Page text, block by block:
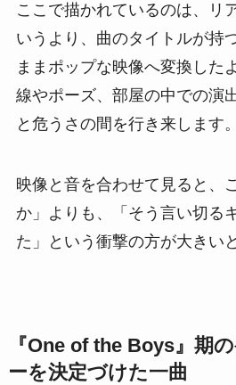
ここで描かれているのは、リ
いうより、曲のタイトルが持
ままポップな映像へ変換した
線やポーズ、部屋の中での演
と危うさの間を行き来します。
映像と音を合わせて見ると、
か」よりも、「そう言い切る
た」という衝撃の方が大きい
『One of the Boys』期
ーを決定づけた一曲